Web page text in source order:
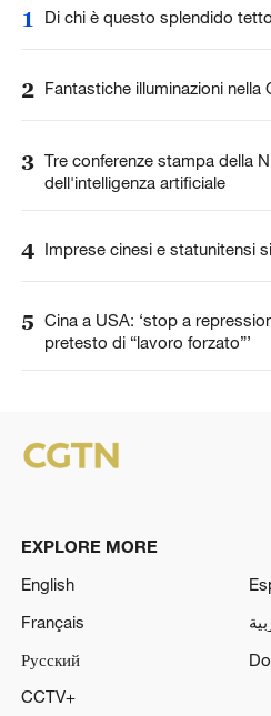
1 Di chi è questo splendido
2 Fantastiche illuminazioni nella
3 Tre conferenze stampa della
dell'intelligenza artificiale
4 Imprese cinesi e statunitensi
5 Cina a USA: ‘stop a
pretesto di “lavoro forzato”’
EXPLORE MORE
English
Français
Русский
CCTV+